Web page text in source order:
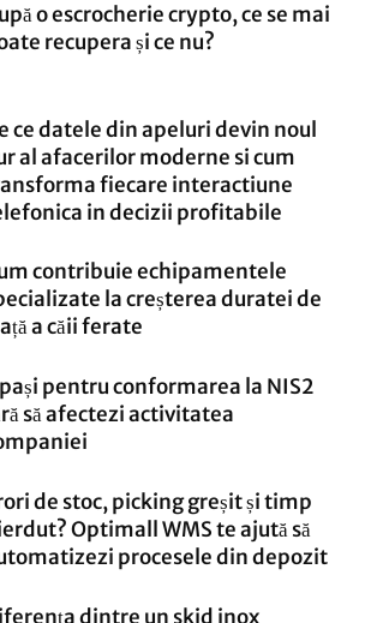
o escrocherie crypto, ce se mai
recupera și ce nu?
ce datele din apeluri devin noul
al afacerilor moderne si cum
fiecare interactiune
in decizii profitabile
contribuie echipamentele
la creșterea duratei de
a căii ferate
pentru conformarea la NIS2
să afectezi activitatea
de stoc, picking greșit și timp
Optimall WMS te ajută să
procesele din depozit
dintre un skid inox